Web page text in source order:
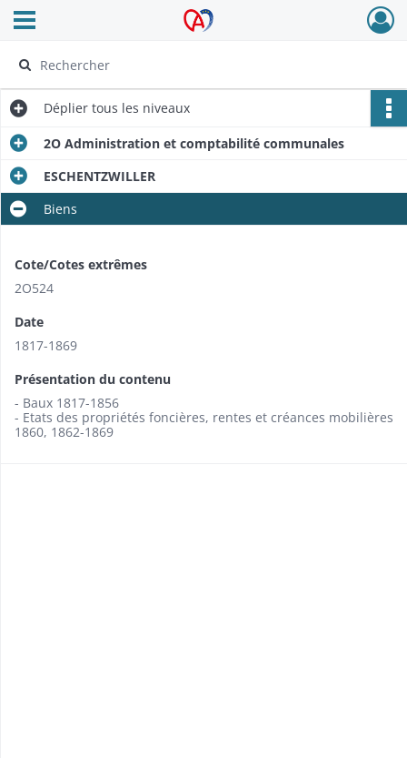
Archives Alsace - Colmar
Ouvrir le menu déroulant
Déplier tous les niveaux
2O Administration et comptabilité communales
ESCHENTZWILLER
Biens
Cote/Cotes extrêmes
2O524
Date
1817-1869
Présentation du contenu
- Baux 1817-1856
- Etats des propriétés foncières, rentes et créances mobilières
1860, 1862-1869